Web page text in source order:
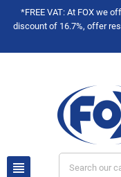
*FREE VAT: At FOX we
discount of 16.7%, offer
view_headline